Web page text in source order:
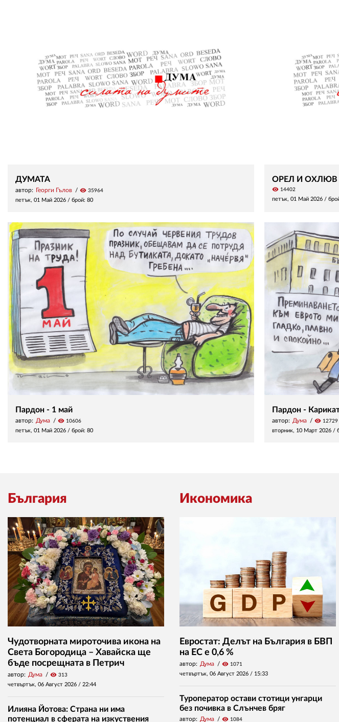
ДУМАТА
автор: Георги Гълов visibility 35964
петък, 01 Май 2026 / брой: 80
ОРЕЛ И ОХЛЮВ
visibility 14402
петък, 01 Май 2026 /
Пардон - 1 май
автор: Дума visibility 10606
петък, 01 Май 2026 / брой: 80
Пардон -
автор: Дума visibility 12729
вторник, 10 Март 2026 /
България
Чудотворната мироточива икона на
Света Богородица – Хавайска ще
бъде посрещната в Петрич
автор: Дума visibility 313
четвъртък, 06 Август 2026 / 22:44
Илияна Йотова: Страна ни има
потенциал в сферата на изкуствения
Икономика
Евростат: Делът на България в БВП
на ЕС е 0,6 %
автор: Дума visibility 1071
четвъртък, 06 Август 2026 / 15:33
Туроператор остави стотици унгарци
без почивка в Слънчев бряг
автор: Дума visibility 1084